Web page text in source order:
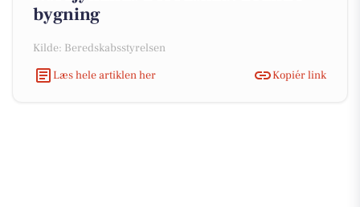
bygning
Kilde: Beredskabsstyrelsen
Læs hele artiklen her
Kopiér link